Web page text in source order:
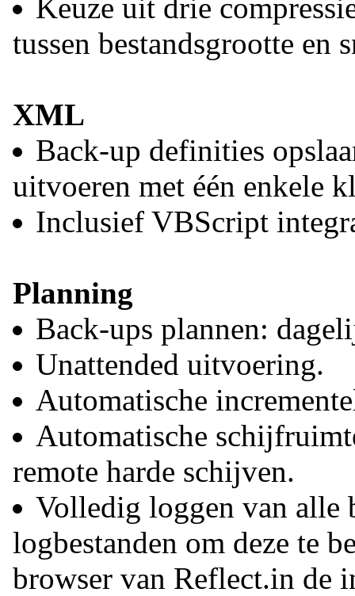
Keuze uit drie
tussen bestandsgrootte en
XML
Back-up definities
uitvoeren met één enkele
Inclusief VBScript
Planning
Back-ups plannen:
Unattended uitvoering.
Automatische
Automatische
remote harde schijven.
Volledig loggen van alle
logbestanden om deze te
browser van Reflect.in de